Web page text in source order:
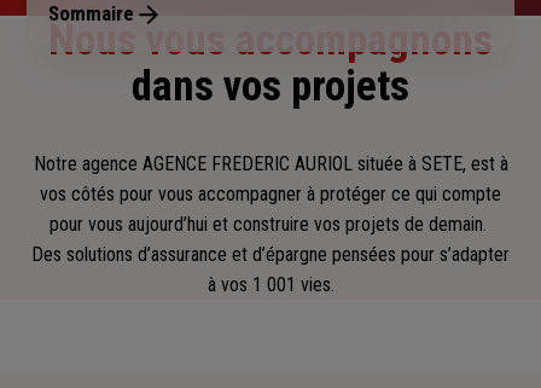
Sommaire
Nous vous accompagnons
dans vos projets
Notre agence AGENCE FREDERIC AURIOL située à SETE, est à
vos côtés pour vous accompagner à protéger ce qui compte
pour vous aujourd’hui et construire vos projets de demain.
Des solutions d’assurance et d’épargne pensées pour s’adapter
à vos 1 001 vies.